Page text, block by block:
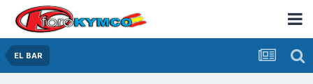
EL BAR